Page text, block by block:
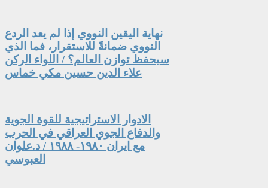
نهاية اليقين النووي إذا لم يعد الردع
النووي ضمانةً للاستقرار، فما الذي
سيحفظ توازن العالم؟ / اللواء الركن
علاء الدين حسين مكي خماس
الادوار الاستراتيجية للقوة الجوية
والدفاع الجوي العراقي في الحرب
مع ايران ١٩٨٠- ١٩٨٨ / د.علوان
العبوسي